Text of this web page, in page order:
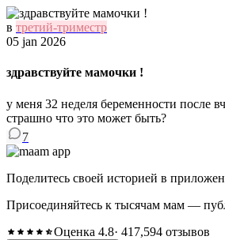
в третий-триместр
05 jan 2026
здравствуйте мамочки !
у меня 32 неделя беременности после
страшно что это может быть?
7
Поделитесь своей историей в
Присоединяйтесь к тысячам мам —
Оценка 4.8· 417,594 отзывов